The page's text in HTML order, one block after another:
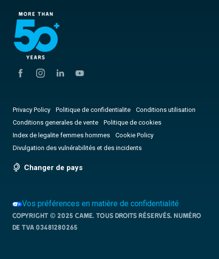
Privacy Policy Politique de confidentialite
Conditions utilisation
Conditions generales de vente
Politique de cookies
Index de legalite femmes hommes
Cookie Policy
Divulgation des vulnérabilités et des incidents
Changer de pays
Vos préférences en matière de confidentialité
Copyright © 2025 CAME. Tous droits réservés. NUMÉRO
DE TVA 03481280265